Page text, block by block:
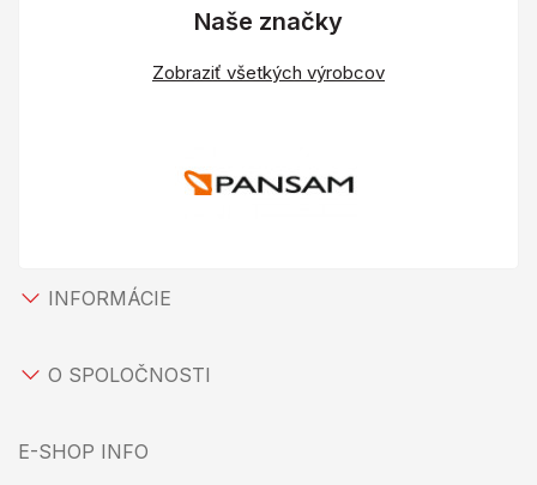
Naše značky
Zobraziť všetkých výrobcov
INFORMÁCIE
O SPOLOČNOSTI
E-SHOP INFO